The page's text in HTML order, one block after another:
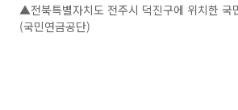
▲전북특별자치도 전주시 덕진구에 위치한 국
(국민연금공단)